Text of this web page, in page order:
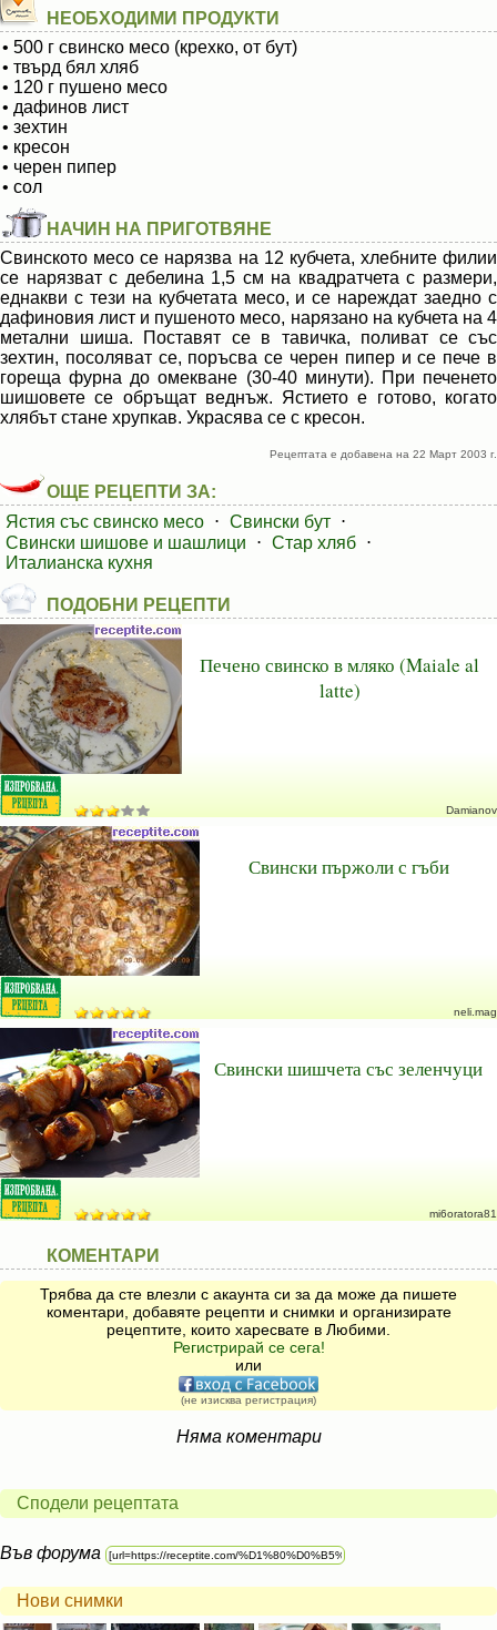
НЕОБХОДИМИ ПРОДУКТИ
• 500 г свинско месо (крехко, от бут)
• твърд бял хляб
• 120 г пушено месо
• дафинов лист
• зехтин
• кресон
• черен пипер
• сол
НАЧИН НА ПРИГОТВЯНЕ
Свинското месо се нарязва на 12 кубчета, хлебните филии
се нарязват с дебелина 1,5 см на квадратчета с размери,
еднакви с тези на кубчетата месо, и се нареждат заедно с
дафиновия лист и пушеното месо, нарязано на кубчета на 4
метални шиша. Поставят се в тавичка, поливат се със
зехтин, посоляват се, поръсва се черен пипер и се пече в
гореща фурна до омекване (30-40 минути). При печенето
шишовете се обръщат веднъж. Ястието е готово, когато
хлябът стане хрупкав. Украсява се с кресон.
Рецептата е добавена на 22 Март 2003 г.
ОЩЕ РЕЦЕПТИ ЗА:
Ястия със свинско месо ⋅ Свински бут ⋅
Свински шишове и шашлици
⋅ Стар хляб ⋅
Италианска кухня
ПОДОБНИ РЕЦЕПТИ
Печено свинско в мляко (Maiale al
latte)
Damianov
Свински пържоли с гъби
neli.mag
Свински шишчета със зеленчуци
mi6oratora81
КОМЕНТАРИ
Трябва да сте влезли с акаунта си за да може да пишете
коментари, добавяте рецепти и снимки и организирате
рецептите, които харесвате в Любими.
Регистрирай се сега!
или
(не изисква регистрация)
Няма коментари
Сподели рецептата
Във форума
Нови снимки